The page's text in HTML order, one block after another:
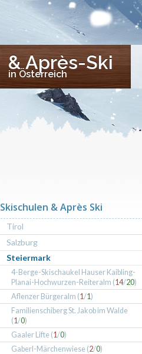
& Après-Ski
in Österreich
Skischulen & Après Ski
Tirol
Salzburg
Steiermark
4-Berge-Skischaukel Hauser Kaibling-
Planai-Hochwurzen-Reiteralm (14/20)
Aflenzer Bürgeralm (1/1)
Familienschiberg St. Jakob im Walde
(1/0)
Gaaler Lifte (1/0)
Gaberl-Märchenwiese (2/0)